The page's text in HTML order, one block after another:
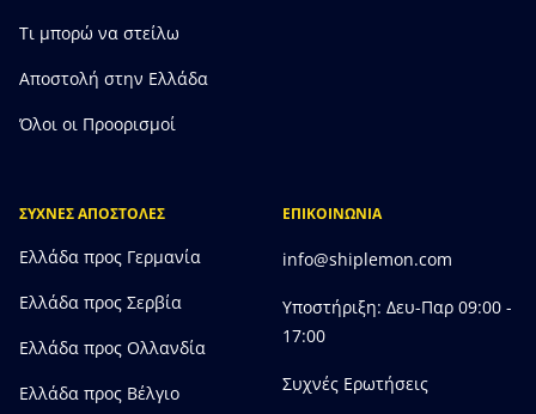
Τι μπορώ να στείλω
Αποστολή στην Ελλάδα
Όλοι οι Προορισμοί
ΣΥΧΝΕΣ ΑΠΟΣΤΟΛΕΣ
Ελλάδα προς Γερμανία
Ελλάδα προς Σερβία
Ελλάδα προς Ολλανδία
Ελλάδα προς Bέλγιο
ΕΠΙΚΟΙΝΩΝΙΑ
info@shiplemon.com
Υποστήριξη: Δευ-Παρ 09:00 -
17:00
Συχνές Ερωτήσεις